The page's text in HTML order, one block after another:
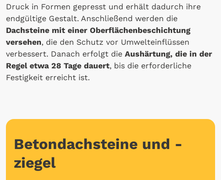
Druck in Formen gepresst und erhält dadurch ihre
endgültige Gestalt. Anschließend werden die
Dachsteine mit einer Oberflächenbeschichtung
versehen, die den Schutz vor Umwelteinflüssen
verbessert. Danach erfolgt die Aushärtung, die in der
Regel etwa 28 Tage dauert, bis die erforderliche
Festigkeit erreicht ist.
Betondachsteine und -
ziegel